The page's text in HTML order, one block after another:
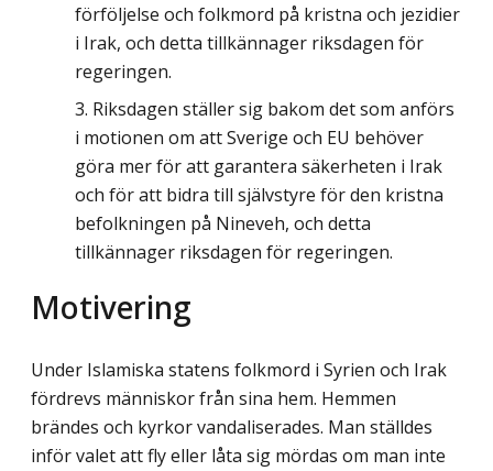
förföljelse och folkmord på kristna och jezidier
i Irak, och detta tillkännager riksdagen för
regeringen.
Riksdagen ställer sig bakom det som anförs
i motionen om att Sverige och EU behöver
göra mer för att garantera säkerheten i Irak
och för att bidra till självstyre för den kristna
befolkningen på Nineveh, och detta
tillkännager riksdagen för regeringen.
Motivering
Under Islamiska statens folkmord i Syrien och Irak
fördrevs människor från sina hem. Hemmen
brändes och kyrkor vandaliserades. Man ställdes
inför valet att fly eller låta sig mördas om man inte